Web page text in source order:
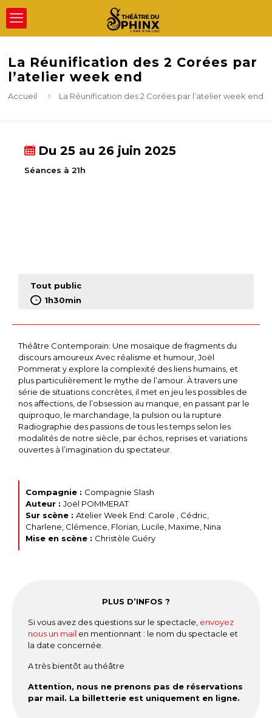
La Réunification des 2 Corées par
l’atelier week end
Accueil La Réunification des 2 Corées par l’atelier week end
Du 25 au 26 juin 2025
Séances à 21h
Tout public
1h30min
Théâtre Contemporain: Une mosaïque de fragments du
discours amoureux Avec réalisme et humour, Joël
Pommerat y explore la complexité des liens humains, et
plus particulièrement le mythe de l’amour. À travers une
série de situations concrètes, il met en jeu les possibles de
nos affections, de l’obsession au manque, en passant par le
quiproquo, le marchandage, la pulsion ou la rupture.
Radiographie des passions de tous les temps selon les
modalités de notre siècle, par échos, reprises et variations
ouvertes à l’imagination du spectateur.
Compagnie : Compagnie Slash
Auteur : Joël POMMERAT
Sur scène : Atelier Week End: Carole , Cédric,
Charlene, Clémence, Florian, Lucile, Maxime, Nina
Mise en scène : Christèle Guéry
PLUS D’INFOS ?
Si vous avez des questions sur le spectacle, envoyez
nous un mail en mentionnant : le nom du spectacle et
la date concernée.
A très bientôt au théâtre
Attention, nous ne prenons pas de réservations
par mail. La billetterie est uniquement en ligne.